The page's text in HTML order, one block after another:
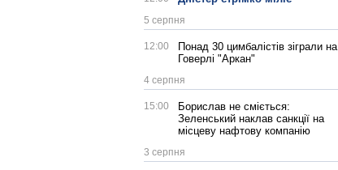
5 серпня
12:00
Понад 30 цимбалістів зіграли на
Говерлі "Аркан"
4 серпня
15:00
Борислав не сміється:
Зеленський наклав санкції на
місцеву нафтову компанію
3 серпня